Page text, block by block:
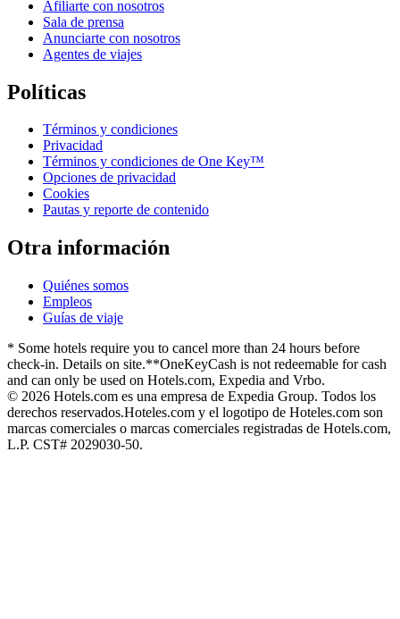
Afiliarte con nosotros
Sala de prensa
Anunciarte con nosotros
Agentes de viajes
Políticas
Términos y condiciones
Privacidad
Términos y condiciones de One Key™
Opciones de privacidad
Cookies
Pautas y reporte de contenido
Otra información
Quiénes somos
Empleos
Guías de viaje
* Some hotels require you to cancel more than 24 hours before
check-in. Details on site.**OneKeyCash is not redeemable for cash
and can only be used on Hotels.com, Expedia and Vrbo.
© 2026 Hotels.com es una empresa de Expedia Group. Todos los
derechos reservados.Hoteles.com y el logotipo de Hoteles.com son
marcas comerciales o marcas comerciales registradas de Hotels.com,
L.P. CST# 2029030-50.